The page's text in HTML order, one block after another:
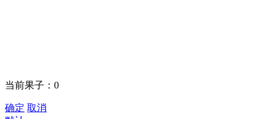
当前果子： 0
确定 取消